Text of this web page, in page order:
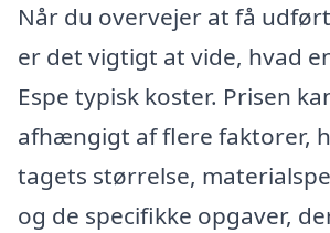
Når du overvejer at få
er det vigtigt at vide, hvad
Espe typisk koster. Prisen
afhængigt af flere faktorer,
tagets størrelse,
og de specifikke opgaver,